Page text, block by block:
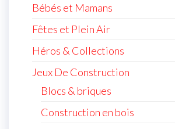
Bébés et Mamans
Fêtes et Plein Air
Héros & Collections
Jeux De Construction
Blocs & briques
Construction en bois